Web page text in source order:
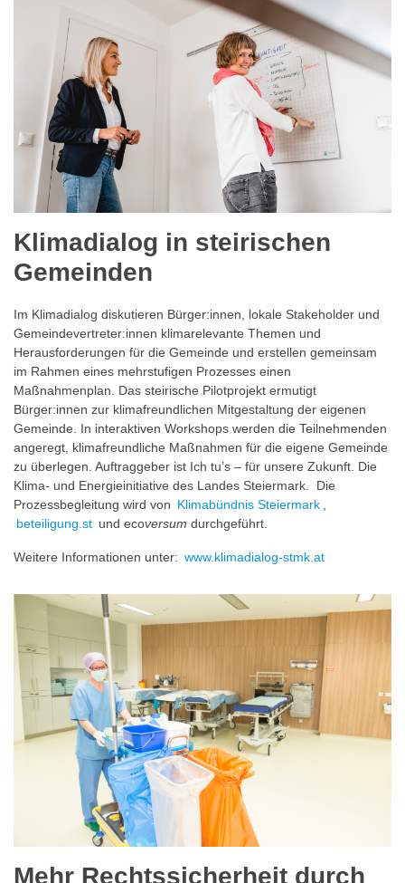
Klimadialog in steirischen
Gemeinden
Im Klimadialog diskutieren Bürger:innen, lokale Stakeholder und
Gemeindevertreter:innen klimarelevante Themen und
Herausforderungen für die Gemeinde und erstellen gemeinsam
im Rahmen eines mehrstufigen Prozesses einen
Maßnahmenplan. Das steirische Pilotprojekt ermutigt
Bürger:innen zur klimafreundlichen Mitgestaltung der eigenen
Gemeinde. In interaktiven Workshops werden die Teilnehmenden
angeregt, klimafreundliche Maßnahmen für die eigene Gemeinde
zu überlegen. Auftraggeber ist Ich tu’s – für unsere Zukunft. Die
Klima- und Energieinitiative des Landes Steiermark. Die
Prozessbegleitung wird von Klimabündnis Steiermark
beteiligung.st und ecoversum durchgeführt.
Weitere Informationen unter: www.klimadialog-stmk.at
Mehr Rechtssicherheit durch